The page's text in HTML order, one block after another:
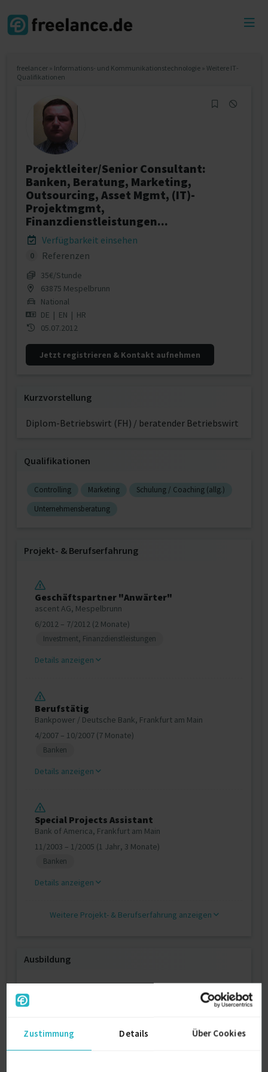
Zustimmung Details Über Cookies
freelancer » Informations- und Kommunikationstechnologie » Weitere IT-
Qualifikationen
Projektleiter/Senior Consultant:
Banken, Beratung, Marketing,
Outsourcing, Asset Mgmt, (IT)-
Projektmgmt,
Finanzdienstleistungen...
Verfügbarkeit einsehen
0 Referenzen
35€/Stunde
63875 Mespelbrunn
National
DE | EN | HR
05.07.2012
Jetzt registrieren & Kontakt aufnehmen
Kurzvorstellung
Diplom-Betriebswirt (FH) / beratender Betriebswirt
Qualifikationen
Controlling Marketing
Schulung / Coaching (allg.)
Unternehmensberatung
Projekt‐ & Berufserfahrung
Geschäftspartner "Anwärter"
ascent AG, Mespelbrunn
6/2012 – 7/2012 (2 Monate)
Investment, Finanzdienstleistungen
Details anzeigen
Berufstätig
Bankpower / Deutsche Bank, Frankfurt am Main
4/2007 – 10/2007 (7 Monate)
Banken
Details anzeigen
Special Projects Assistant
Bank of America, Frankfurt am Main
11/2003 – 1/2005 (1 Jahr, 3 Monate)
Banken
Details anzeigen
Weitere Projekt‐ & Berufserfahrung anzeigen
Ausbildung
Aschaffenburg